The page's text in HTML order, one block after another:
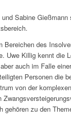
Sabine Gießmann
Bereichen des
Uwe Killig kennt die
auch im Falle
Personen die
von der komplexen
gehören zu den